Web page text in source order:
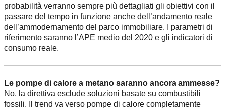
probabilità verranno sempre più dettagliati gli obiettivi con il
passare del tempo in funzione anche dell’andamento reale
dell’ammodernamento del parco immobiliare. I parametri di
riferimento saranno l’APE medio del 2020 e gli indicatori di
consumo reale.
Le pompe di calore a metano saranno ancora ammesse?
No, la direttiva esclude soluzioni basate su combustibili
fossili. Il trend va verso pompe di calore completamente